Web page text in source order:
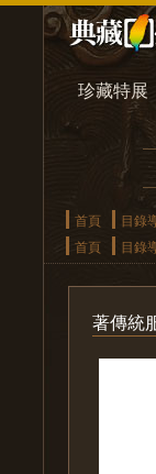
珍藏特展
首頁 目錄
首頁
目錄
著傳統